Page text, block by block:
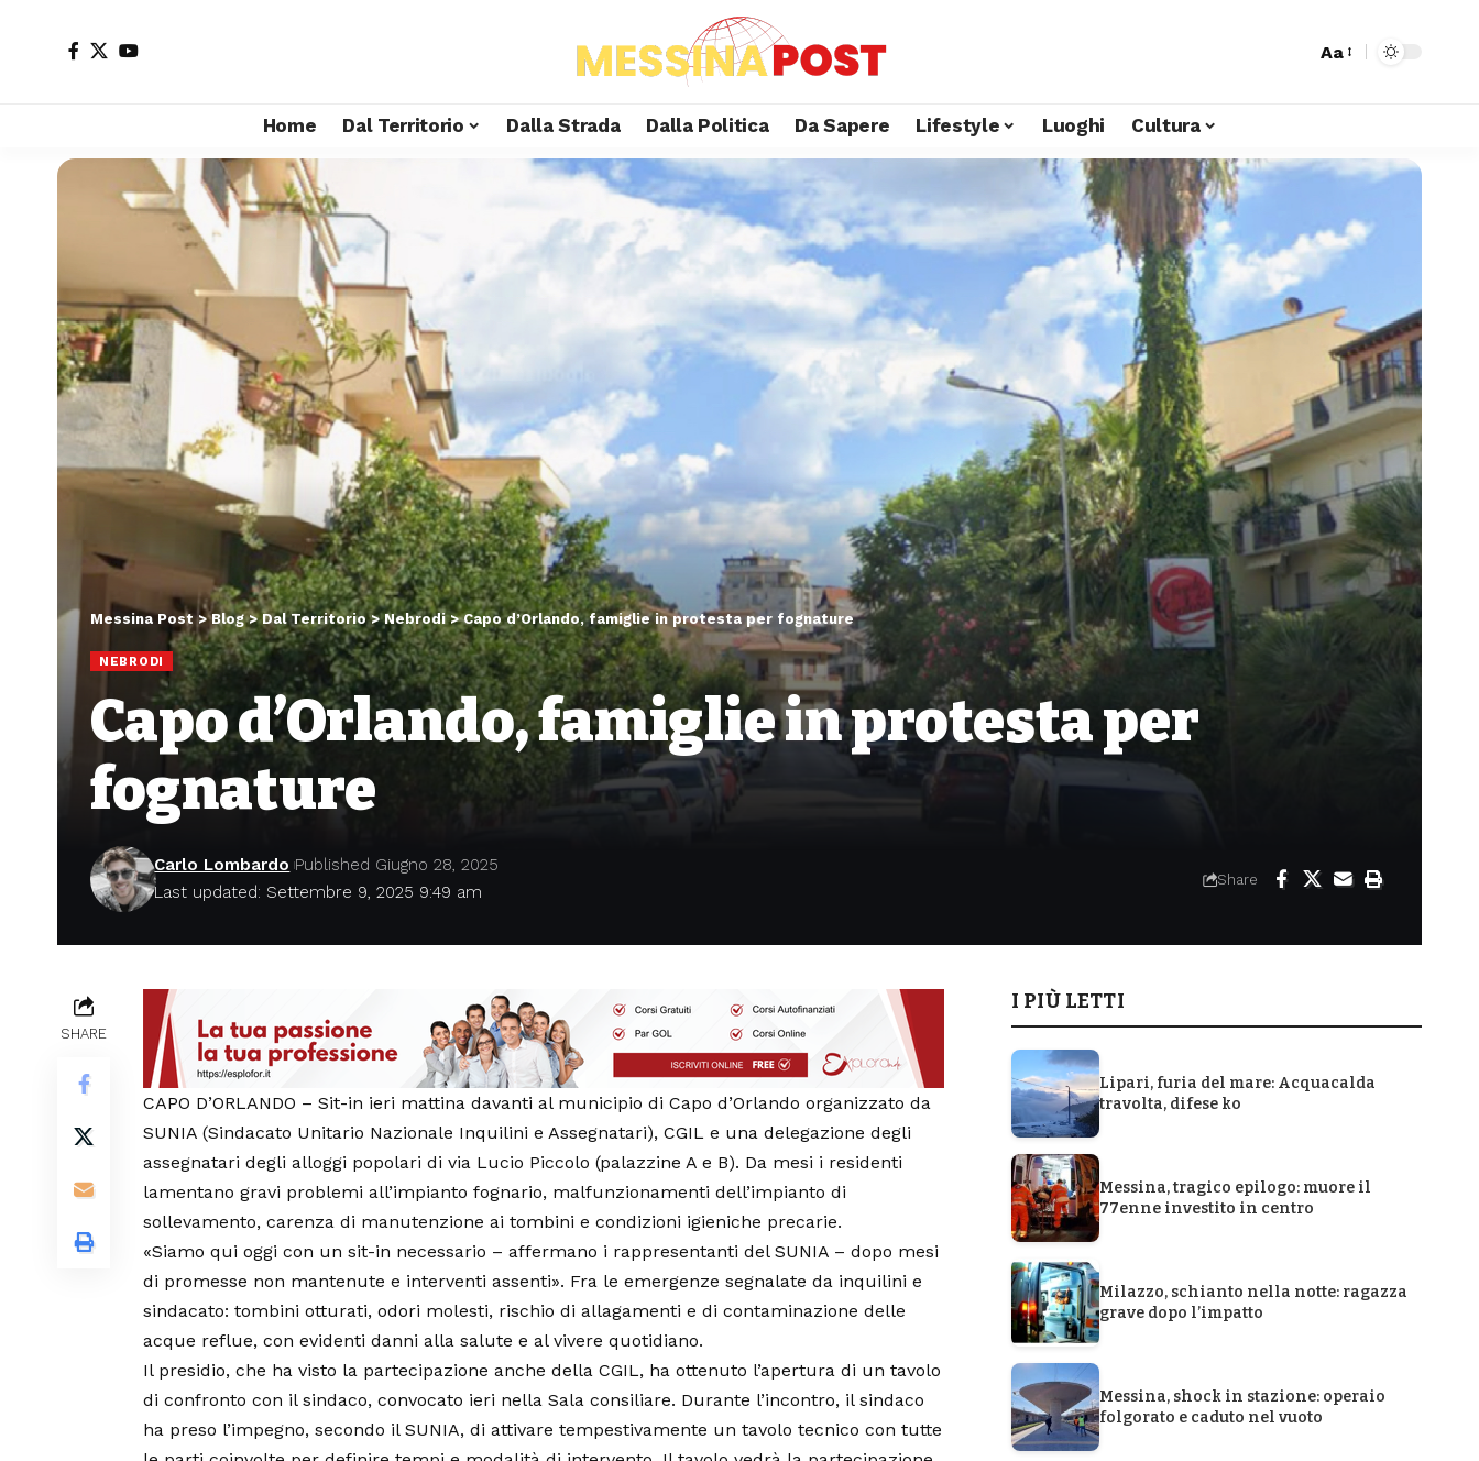
Aa
Home Dal Territorio Dalla Strada Dalla Politica Da Sapere Lifestyle Luoghi Cultura
Messina Post>Blog>Dal Territorio>Nebrodi>Capo d’Orlando, famiglie in protesta per fognature
NEBRODI
Capo d’Orlando, famiglie in protesta per
fognature
Last updated: Settembre 9, 2025 9:49 am
Carlo Lombardo Published Giugno 28, 2025
Share
SHARE
CAPO D’ORLANDO – Sit-in ieri mattina davanti al municipio di Capo d’Orlando organizzato da
SUNIA (Sindacato Unitario Nazionale Inquilini e Assegnatari), CGIL e una delegazione degli
assegnatari degli alloggi popolari di via Lucio Piccolo (palazzine A e B). Da mesi i residenti
lamentano gravi problemi all’impianto fognario, malfunzionamenti dell’impianto di
sollevamento, carenza di manutenzione ai tombini e condizioni igieniche precarie.
«Siamo qui oggi con un sit-in necessario – affermano i rappresentanti del SUNIA – dopo mesi
di promesse non mantenute e interventi assenti». Fra le emergenze segnalate da inquilini e
sindacato: tombini otturati, odori molesti, rischio di allagamenti e di contaminazione delle
acque reflue, con evidenti danni alla salute e al vivere quotidiano.
Il presidio, che ha visto la partecipazione anche della CGIL, ha ottenuto l’apertura di un tavolo
di confronto con il sindaco, convocato ieri nella Sala consiliare. Durante l’incontro, il sindaco
ha preso l’impegno, secondo il SUNIA, di attivare tempestivamente un tavolo tecnico con tutte
I PIÙ LETTI
Lipari, furia del mare: Acquacalda
travolta, difese ko
Messina, tragico epilogo: muore il
77enne investito in centro
Milazzo, schianto nella notte: ragazza
grave dopo l’impatto
Messina, shock in stazione: operaio
folgorato e caduto nel vuoto